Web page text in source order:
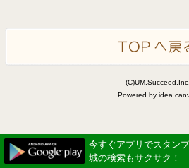
(C)UM.Succeed,Inc.
Powered by idea
今すぐアプリでスタン
城の検索もサクサク！